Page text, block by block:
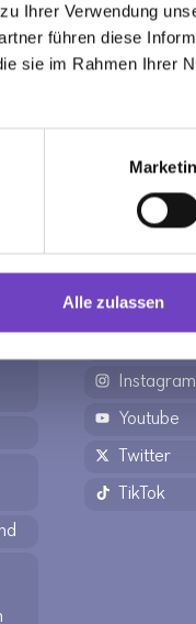
Ihrer Verwendung
führen diese
sie im Rahmen Ihrer
Alle zulassen
IN DEN
Instagram
Youtube
Twitter
TikTok